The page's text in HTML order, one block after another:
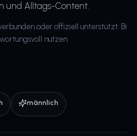
und Alltags-Content.
oder offiziell unterstützt. Bitte
nutzen.
männlich